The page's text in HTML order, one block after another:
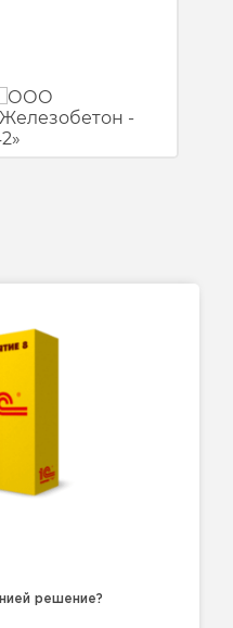
решение?